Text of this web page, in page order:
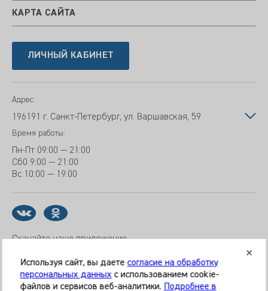
КАРТА САЙТА
ЛИЧНЫЙ КАБИНЕТ
Адрес:
196191 г. Санкт-Петербург, ул. Варшавская, 59
Время работы:
Пн-Пт 09:00 — 21:00
Сб0 9:00 — 21:00
Вс 10:00 — 19:00
Скачайте наше приложение
Используя сайт, вы даете согласие на обработку
персональных данныхс использованием cookie-
файлов и сервисов веб-аналитики. Подробнее в